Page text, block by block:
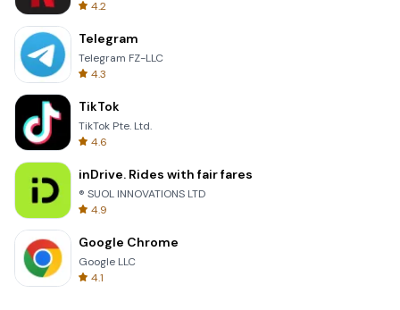
4.2
Telegram
Telegram FZ-LLC
4.3
TikTok
TikTok Pte. Ltd.
4.6
inDrive. Rides with fair fares
® SUOL INNOVATIONS LTD
4.9
Google Chrome
Google LLC
4.1